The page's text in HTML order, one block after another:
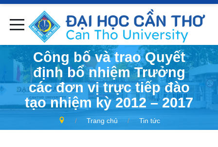
Công bố và trao Quyết
định bổ nhiệm Trưởng
các đơn vị trực tiếp đào
tạo nhiệm kỳ 2012 – 2017
Trang chủ Tin tức